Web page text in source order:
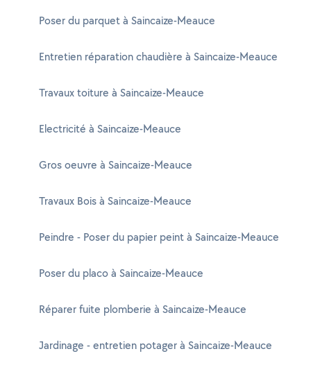
Poser du parquet à Saincaize-Meauce
Entretien réparation chaudière à Saincaize-Meauce
Travaux toiture à Saincaize-Meauce
Electricité à Saincaize-Meauce
Gros oeuvre à Saincaize-Meauce
Travaux Bois à Saincaize-Meauce
Peindre - Poser du papier peint à Saincaize-Meauce
Poser du placo à Saincaize-Meauce
Réparer fuite plomberie à Saincaize-Meauce
Jardinage - entretien potager à Saincaize-Meauce